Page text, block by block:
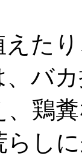
たり
、バ
鶏
し